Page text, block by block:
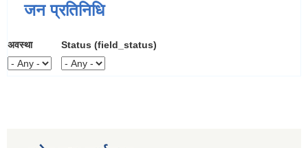
जन प्रतिनिधि
अवस्था Status (field_status)